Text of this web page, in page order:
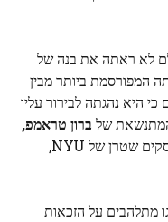
לא ראתה את בנה של
המפורסמת ביותר מבין
כי היא נהגתה לבירור עליו
המתנשאת של ברון טראמפ,
סטודנט בן 18, 6'7 אינץ 'בבית הספר לעסקים שטרן של NYU,
מתלהבים על הזכאות